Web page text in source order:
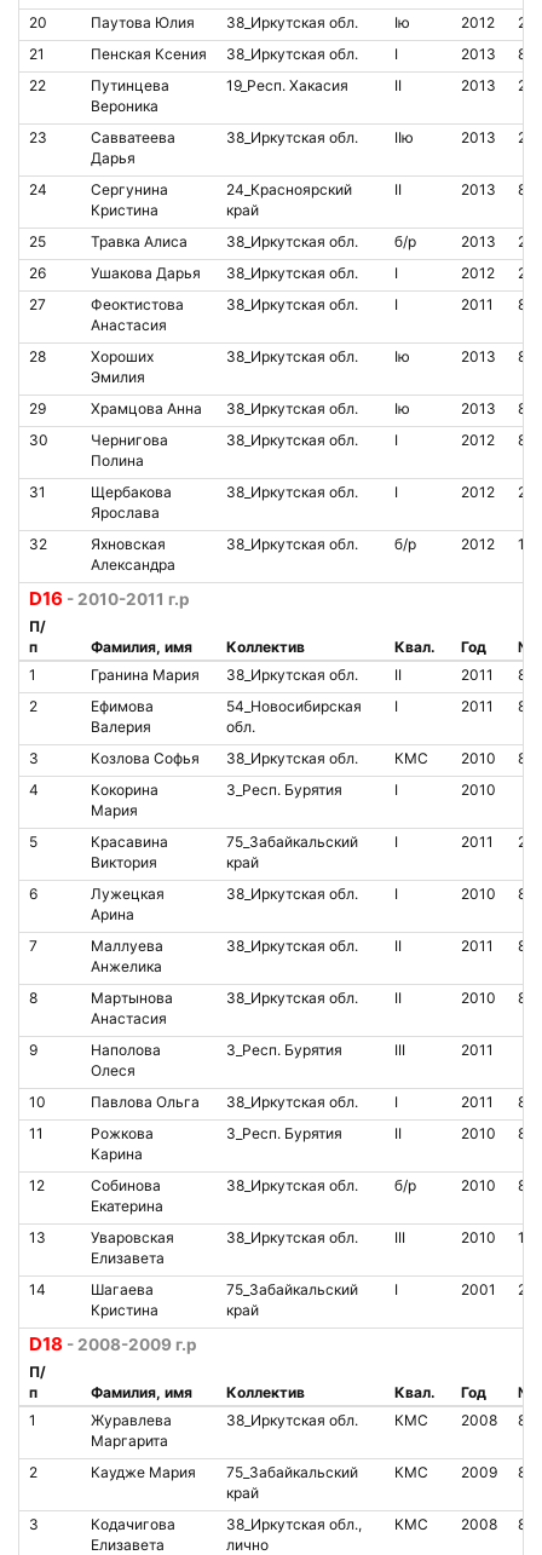
20 Паутова Юлия 38_Иркутская обл. Iю 2012
21
Пенская Ксения 38_Иркутская обл. I 2013
22
Путинцева
Вероника
19_Респ. Хакасия II 2013
23
Савватеева
Дарья
38_Иркутская обл. IIю 2013
24
Сергунина
Кристина
24_Красноярский
край
II 2013
25 Травка Алиса 38_Иркутская обл. б/р 2013
26
Ушакова Дарья 38_Иркутская обл. I 2012
27
Феоктистова
Анастасия
38_Иркутская обл. I 2011
28
Хороших
Эмилия
38_Иркутская обл. Iю 2013
29 Храмцова Анна 38_Иркутская обл. Iю 2013
30
Чернигова
Полина
38_Иркутская обл. I 2012
31
Щербакова
Ярослава
38_Иркутская обл. I 2012
32
Яхновская
Александра
38_Иркутская обл. б/р 2012
D16 - 2010-2011 г.р
П/
п
Фамилия, имя Коллектив Квал. Год
№
1
Гранина Мария 38_Иркутская обл. II 2011
2
Ефимова
Валерия
54_Новосибирская
обл.
I 2011
3 Козлова Софья 38_Иркутская обл. КМС 2010
4
Кокорина
Мария
3_Респ. Бурятия I 2010
5
Красавина
Виктория
75_Забайкальский
край
I 2011
6
Лужецкая
Арина
38_Иркутская обл. I 2010
7
Маллуева
Анжелика
38_Иркутская обл. II 2011
8
Мартынова
Анастасия
38_Иркутская обл. II 2010
9
Наполова
Олеся
3_Респ. Бурятия III 2011
10 Павлова Ольга 38_Иркутская обл. I 2011
11
Рожкова
Карина
3_Респ. Бурятия II 2010
12
Собинова
Екатерина
38_Иркутская обл. б/р 2010
13
Уваровская
Елизавета
38_Иркутская обл. III 2010
14
Шагаева
Кристина
75_Забайкальский
край
I 2001
D18 - 2008-2009 г.р
П/
п
Фамилия, имя Коллектив Квал. Год
№
1
Журавлева
Маргарита
38_Иркутская обл. КМС 2008
2 Каудже Мария
75_Забайкальский
край
КМС 2009
3
Кодачигова
Елизавета
38_Иркутская обл.,
лично
КМС 2008